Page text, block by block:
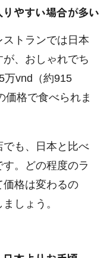
やすい場合が多い
トランでは日本
、おしゃれでち
万vnd（約915
価格で食べられま
も、日本と比べ
。どの程度のラ
価格は変わるの
しょう。